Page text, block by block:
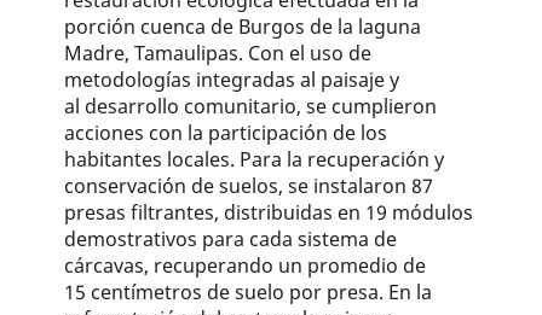
porción cuenca de Burgos de la laguna
Madre, Tamaulipas. Con el uso de
metodologías integradas al paisaje y
al desarrollo comunitario, se cumplieron
acciones con la participación de los
habitantes locales. Para la recuperación y
conservación de suelos, se instalaron 87
presas filtrantes, distribuidas en 19 módulos
demostrativos para cada sistema de
cárcavas, recuperando un promedio de
15 centímetros de suelo por presa. En la